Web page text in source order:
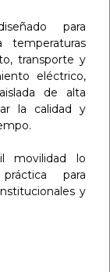
para
transporte y
eléctrico,
de alta
la calidad y
movilidad lo
para
y